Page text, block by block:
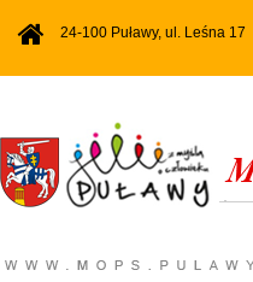
24-100 Puławy, ul. Leśna 17